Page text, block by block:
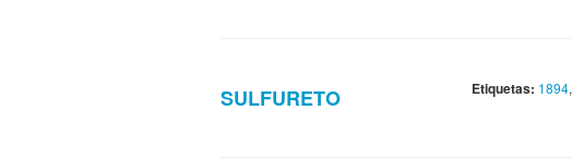
SULFURETO Etiquetas: 1894,